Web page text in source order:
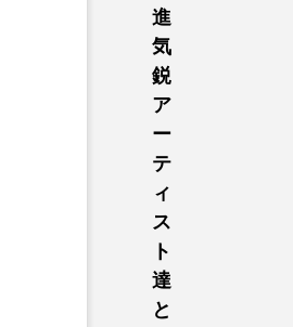
進
気
鋭
ア
ー
テ
ィ
ス
ト
達
と